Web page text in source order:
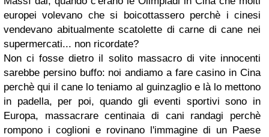
europei volevano che si boicottassero perchè i cinesi
vendevano abitualmente scatolette di carne di cane nei
supermercati... non ricordate?
Non ci fosse dietro il solito massacro di vite innocenti
sarebbe persino buffo: noi andiamo a fare casino in Cina
perchè qui il cane lo teniamo al guinzaglio e là lo mettono
in padella, per poi, quando gli eventi sportivi sono in
Europa, massacrare centinaia di cani randagi perchè
rompono i coglioni e rovinano l'immagine di un Paese